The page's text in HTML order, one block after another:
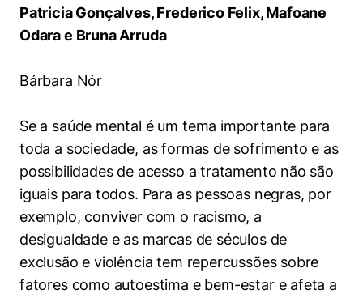
Engenharia de Produção
Engenharia Mecânica
Direito
Finanças
Negócios
Políticas Públicas
Comitê de Ética em Pesquisa
Ouvidoria
Patricia Gonçalves, Frederico Felix, Mafoane
Odara e Bruna Arruda
Bárbara Nór
Se a saúde mental é um tema importante para
toda a sociedade, as formas de sofrimento e as
possibilidades de acesso a tratamento não são
iguais para todos. Para as pessoas negras, por
exemplo, conviver com o racismo, a
desigualdade e as marcas de séculos de
exclusão e violência tem repercussões sobre
fatores como autoestima e bem-estar e afeta a